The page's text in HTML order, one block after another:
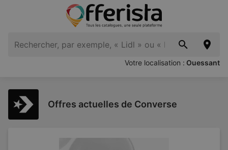
Votre localisation : Ouessant
Offres actuelles de Converse